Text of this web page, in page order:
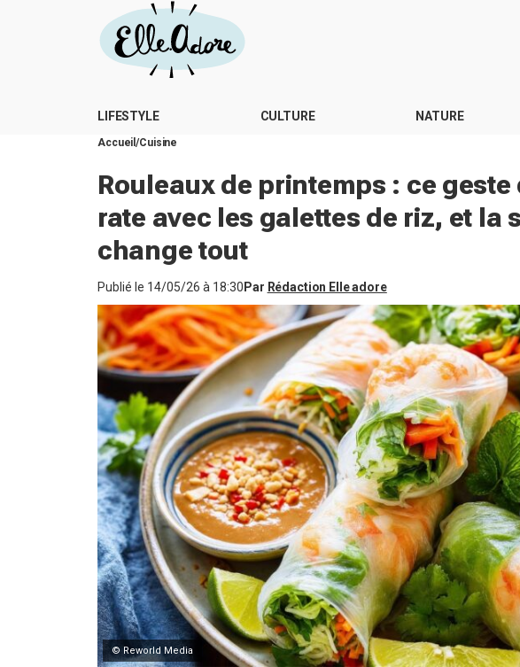
LIFESTYLE CULTURE NATURE
Accueil Cuisine
Rouleaux de printemps : ce
rate avec les galettes de riz, et la
change tout
Publié le 14/05/26 à 18:30 Par Rédaction Elle adore
© Reworld Media